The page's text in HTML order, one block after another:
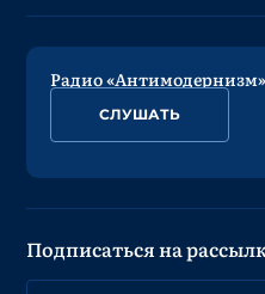
Радио «Антимодернизм»
СЛУШАТЬ
Подписаться на